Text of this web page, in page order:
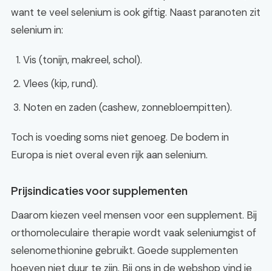
want te veel selenium is ook giftig. Naast paranoten zit
selenium in:
Vis (tonijn, makreel, schol).
Vlees (kip, rund).
Noten en zaden (cashew, zonnebloempitten).
Toch is voeding soms niet genoeg. De bodem in
Europa is niet overal even rijk aan selenium.
Prijsindicaties voor supplementen
Daarom kiezen veel mensen voor een supplement. Bij
orthomoleculaire therapie wordt vaak seleniumgist of
selenomethionine gebruikt. Goede supplementen
hoeven niet duur te zijn. Bij ons in de webshop vind je